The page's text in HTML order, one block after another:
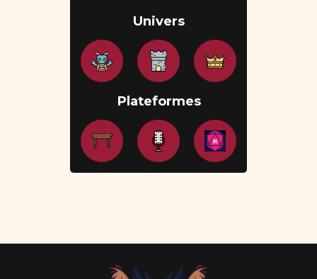
Univers
Plateformes